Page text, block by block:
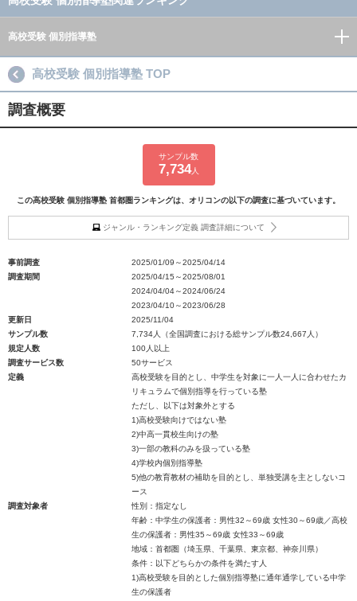
高校受験 個別指導塾
高校受験 個別指導塾 TOP
調査概要
サンプル数
7,734人
この高校受験 個別指導塾 首都圏ランキングは、オリコンの以下の調査に基づいています。
ジャンル・ランキング定義 調査詳細について
事前調査
2025/01/09～2025/04/14
調査期間
2025/04/15～2025/08/01
2024/04/04～2024/06/24
2023/04/10～2023/06/28
更新日
2025/11/04
サンプル数
7,734人（全国調査における総サンプル数24,667人）
規定人数
100人以上
調査サービス数
50サービス
定義
高校受験を目的とし、中学生を対象に一人一人に合わせたカ
リキュラムで個別指導を行っている塾
ただし、以下は対象外とする
1)高校受験向けではない塾
2)中高一貫校生向けの塾
3)一部の教科のみを扱っている塾
4)学校内個別指導塾
5)他の教育教材の補助を目的とし、単独受講を主としないコ
ース
調査対象者
性別：指定なし
年齢：中学生の保護者：男性32～69歳 女性30～69歳／高校
生の保護者：男性35～69歳 女性33～69歳
地域：首都圏（埼玉県、千葉県、東京都、神奈川県）
条件：以下どちらかの条件を満たす人
1)高校受験を目的とした個別指導塾に通年通学している中学
生の保護者